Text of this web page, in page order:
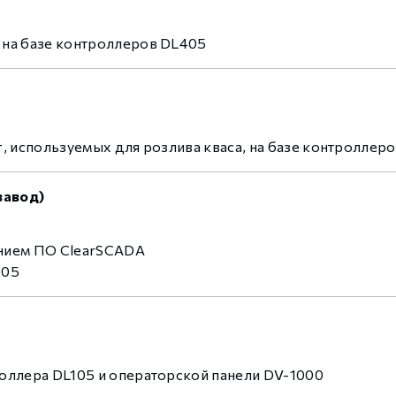
базе контроллеров DL405
для розлива кваса, на базе
ПО ClearSCADA
DL105 и операторской панели DV-1000
контуром)